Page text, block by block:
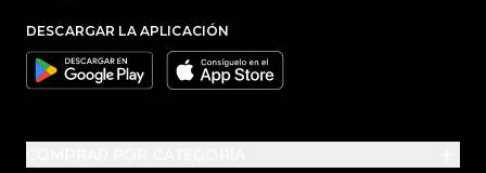
DESCARGAR LA APLICACIÓN
Google Apple